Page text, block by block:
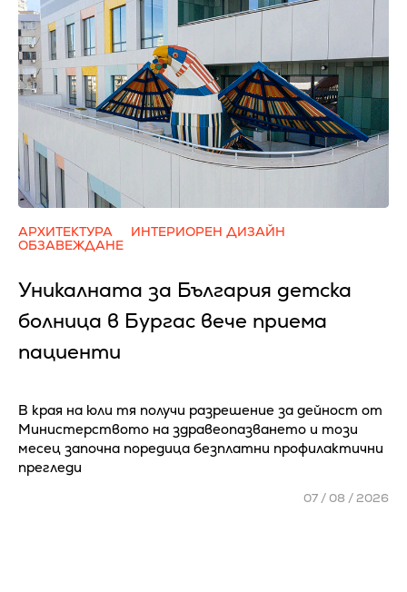
АРХИТЕКТУРА
ИНТЕРИОРЕН ДИЗАЙН
ОБЗАВЕЖДАНЕ
Уникалната за България детска
болница в Бургас вече приема
пациенти
В края на юли тя получи разрешение за дейност от
Министерството на здравеопазването и този
месец започна поредица безплатни профилактични
прегледи
07 / 08 / 2026